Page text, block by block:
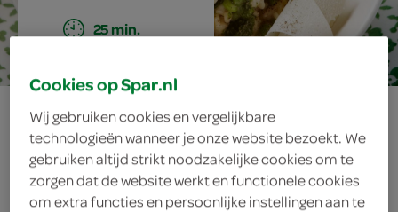
25 min.
frisgroene
minirisotto
Cookies op Spar.nl
Wij gebruiken cookies en vergelijkbare
technologieën wanneer je onze website bezoekt. We
gebruiken altijd strikt noodzakelijke cookies om te
zorgen dat de website werkt en functionele cookies
om extra functies en persoonlijke instellingen aan te